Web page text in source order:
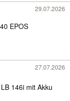
29.07.2026
EPOS
27.07.2026
146i mit Akku